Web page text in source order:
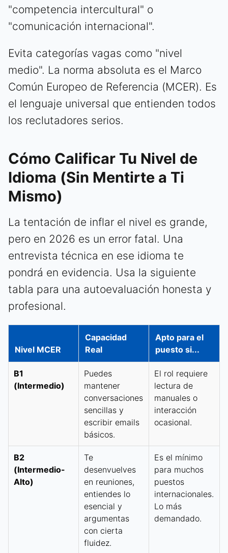
"competencia intercultural" o
"comunicación internacional".
Evita categorías vagas como "nivel
medio". La norma absoluta es el Marco
Común Europeo de Referencia (MCER). Es
el lenguaje universal que entienden todos
los reclutadores serios.
Cómo Calificar Tu Nivel de
Idioma (Sin Mentirte a Ti
Mismo)
La tentación de inflar el nivel es grande,
pero en 2026 es un error fatal. Una
entrevista técnica en ese idioma te
pondrá en evidencia. Usa la siguiente
tabla para una autoevaluación honesta y
profesional.
Nivel MCER
Capacidad
Real
Apto para el
puesto si...
B1
(Intermedio)
Puedes
mantener
conversaciones
sencillas y
escribir emails
básicos.
El rol requiere
lectura de
manuales o
interacción
ocasional.
B2
(Intermedio-
Alto)
Te
desenvuelves
en reuniones,
entiendes lo
esencial y
argumentas
con cierta
fluidez.
Es el mínimo
para muchos
puestos
internacionales.
Lo más
demandado.